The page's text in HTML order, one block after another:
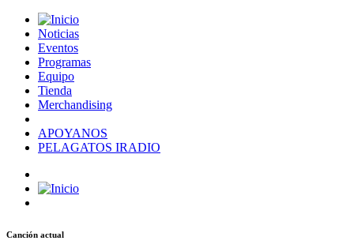
Noticias
Eventos
Programas
Equipo
Tienda
Merchandising
APOYANOS
PELAGATOS IRADIO
Canción actual